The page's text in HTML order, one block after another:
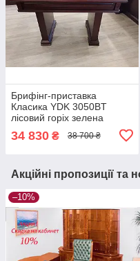
Брифінг-приставка
Класика YDK 3050BT
лісовий горіх зелена
34 830 ₴ 38 700 ₴
Акційні пропозиції та
–10%